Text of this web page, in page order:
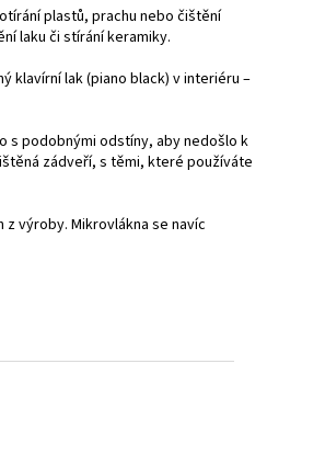
plastů, prachu nebo čištění
laku či stírání keramiky.
klavírní lak (piano black) v interiéru –
s podobnými odstíny, aby nedošlo k
zádveří, s těmi, které používáte
výroby. Mikrovlákna se navíc